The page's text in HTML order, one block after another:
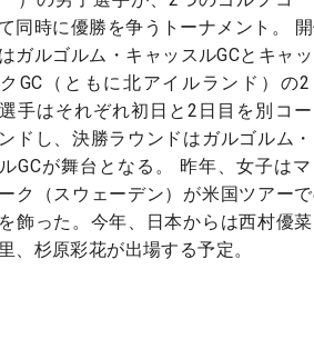
同時に優勝を争うトーナメント。 開
ガルゴルム・キャッスルGCとキャ
GC（ともに北アイルランド）の
手はそれぞれ初日と2日目を別コ
ドし、決勝ラウンドはガルゴルム
GCが舞台となる。 昨年、女子はマ
ク（スウェーデン）が米国ツアー
飾った。今年、日本からは西村優
、杉原彩花が出場する予定。